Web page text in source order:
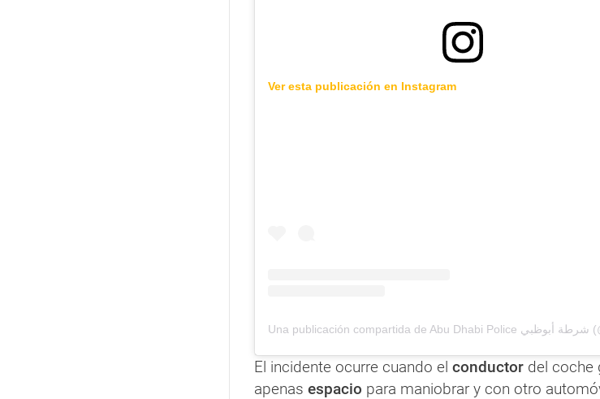
Ver esta publicación en Instagram
El incidente ocurre cuando el conductor del coche
apenas espacio para maniobrar y con otro